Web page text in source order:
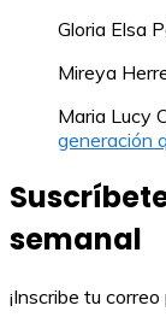
Gloria Elsa
Mireya
Maria Lucy
generación
semanal
¡Inscribe tu